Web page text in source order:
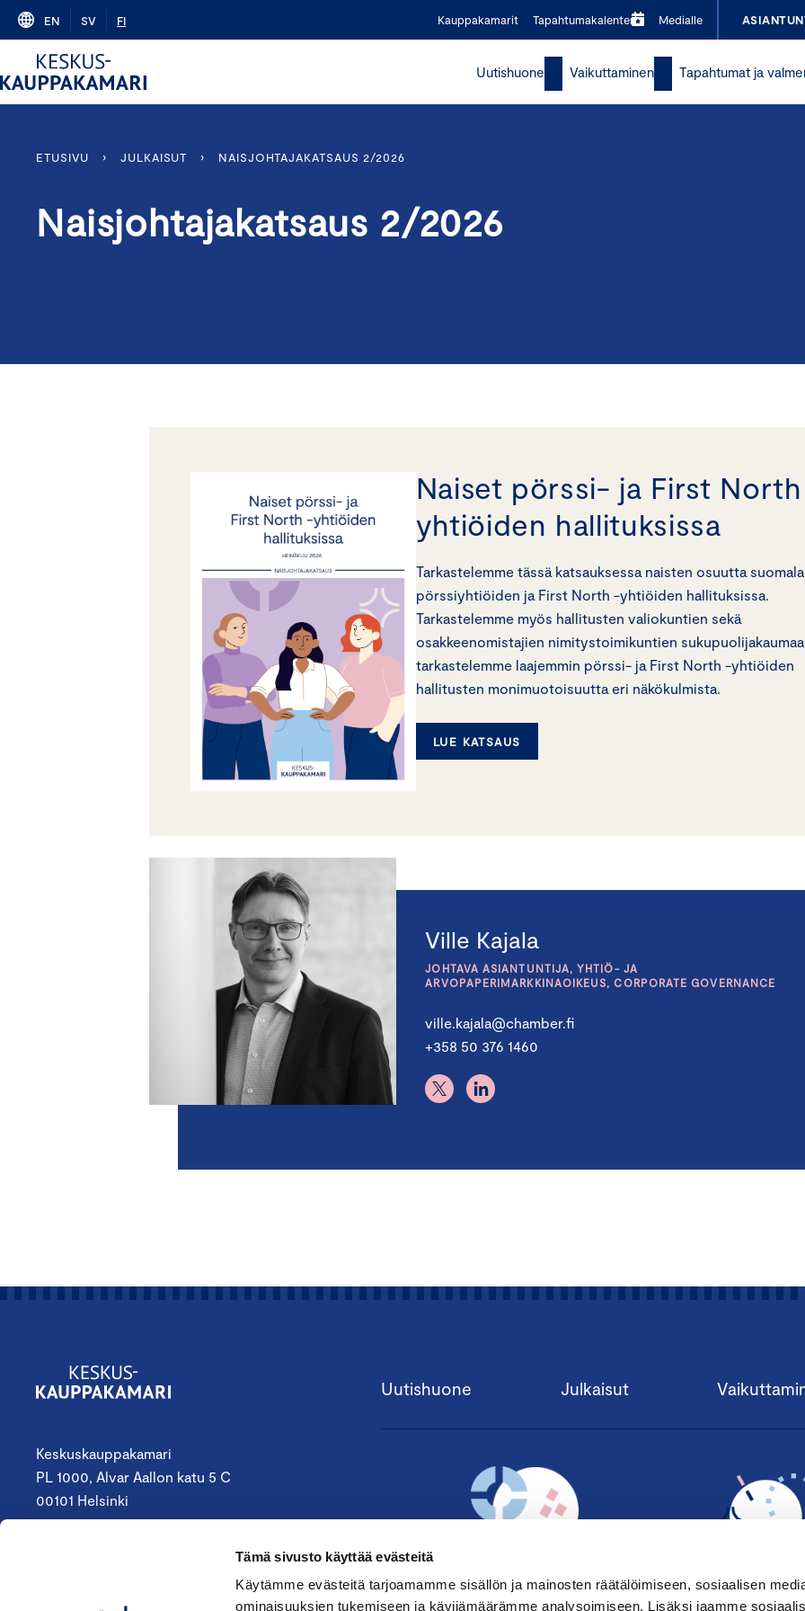
Tämä sivusto käyttää evästeitä
Käytämme evästeitä tarjoamamme sisällön ja mainosten räätälöimiseen, sosiaalisen
ominaisuuksien tukemiseen ja kävijämäärämme analysoimiseen. Lisäksi jaamme
Skip
content
EN SV FI Kauppakamarit Tapahtumakalenteri Medialle
Uutishuone Vaikuttaminen Tapahtumat ja
ETUSIVU › JULKAISUT › NAISJOHTAJAKATSAUS 2/2026
Naisjohtajakatsaus 2/2026
Naiset pörssi- ja First
yhtiöiden hallituksissa
Tarkastelemme tässä katsauksessa naisten osuutta
pörssiyhtiöiden ja First North -yhtiöiden hallituksissa.
Tarkastelemme myös hallitusten valiokuntien sekä
osakkeenomistajien nimitystoimikuntien
tarkastelemme laajemmin pörssi- ja First North -yhtiöiden
hallitusten monimuotoisuutta eri näkökulmista.
LUE KATSAUS
Ville Kajala
JOHTAVA ASIANTUNTIJA, YHTIÖ- JA
ARVOPAPERIMARKKINAOIKEUS, CORPORATE GOVERNANCE
ville.kajala@chamber.fi
+358 50 376 1460
Keskuskauppakamari
PL 1000, Alvar Aallon katu 5 C
00101 Helsinki
keskuskauppakamari@chamber.fi
Seuraa meitä:
Uutishuone Julkaisut